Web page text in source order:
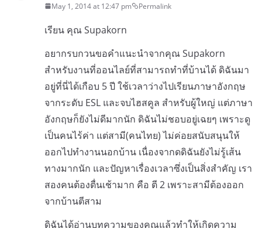
May 1, 2014 at 12:47 pm Permalink
เรียน คุณ Supakorn
อยากรบกวนขอคำแนะนำจากคุณ Supakorn
สำหรับงานที่ออนไลย์ที่สามารถทำที่บ้านได้ ดิฉันมา
อยู่ที่นี่ได้เกือบ 5 ปี ใช้เวลาว่างไปเรียนภาษาอังกฤษ
จากระดับ ESL และจบไฮสคูล สำหรับผู้ใหญ่ แต่ภาษา
อังกฤษก็ยังไม่ดีมากนัก ดิฉันไม่ชอบอยู่เฉยๆ เพราะดู
เป็นคนไร้ค่า แต่สามี(คนไทย) ไม่ค่อยสนับสนุนให้
ออกไปทำงานนอกบ้าน เนื่องจากดดิฉันยังไม่รู้เส้น
ทางมากนัก และปัญหาเรื่องเวลาซึ่งเป็นสิ่งสำคัญ เรา
สองคนต้องตื่นเช้ามาก คือ ตี 2 เพราะสามีต้องออก
จากบ้านตีสาม
ดิฉันได้อ่านบทความของคุณแล้วทำให้เกิดความ